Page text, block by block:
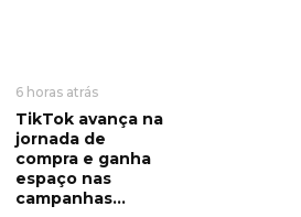
6 horas atrás
TikTok avança na
jornada de
compra e ganha
espaço nas
campanhas...